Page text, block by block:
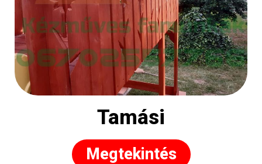
Tamási
Megtekintés